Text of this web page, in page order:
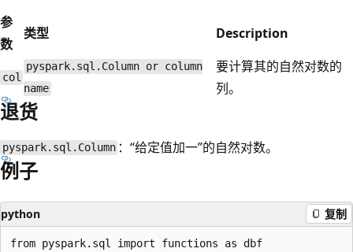
参
数
类型 Description
col
pyspark.sql.Column or column
name
要计算其的自然对数的
列。
退货
pyspark.sql.Column ：“给定值加一”的自然对数。
例子
python 复制
from pyspark.sql import functions as dbf